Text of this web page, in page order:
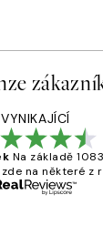
VYNIKAJÍCÍ
Na základě
na některé z